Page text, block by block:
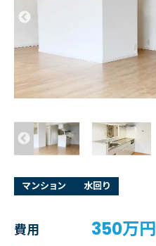
マンション 水回り
費用 350万円